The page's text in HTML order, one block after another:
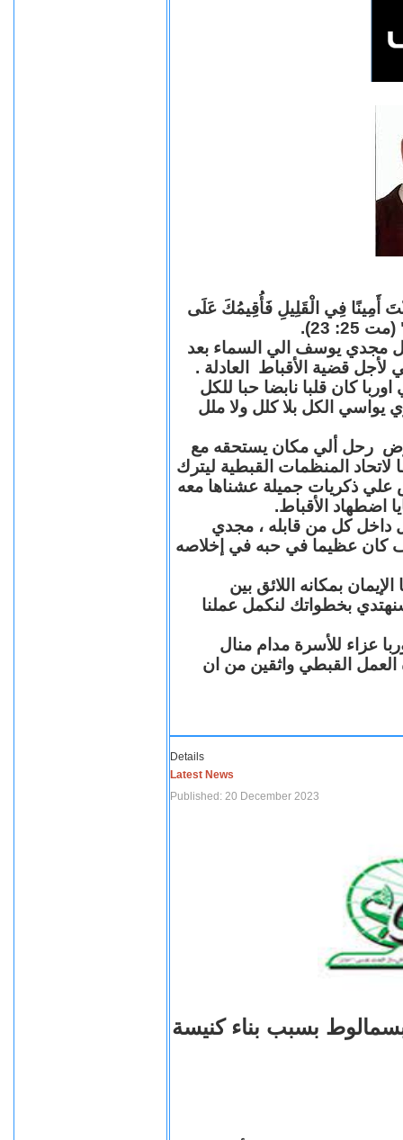
أَمِينًا فِي الْقَلِيلِ فَأُقِيمُكَ عَلَى
23).
مجدي يوسف الي السماء بعد
قضية الأقباط العادلة .
كان قلبا نابضا حبا للكل
يواسي الكل بلا كلل ولا ملل
رحل ألي مكان يستحقه مع
المنظمات القبطية ليترك
علي ذكريات جميلة عشناها معه
اضطهاد الأقباط.
داخل كل من قابله ، مجدي
عظيما في حبه في إخلاصه
بمكانه اللائق بين
بخطواتك لنكمل عملنا
عزاء للأسرة مدام منال
العمل القبطي واثقين من ان
Details
Latest News
Published: 20 December 2023
بسبب بناء كنيسة